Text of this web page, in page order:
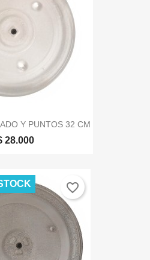
Y PUNTOS 32 CM
28.000
favorite_border